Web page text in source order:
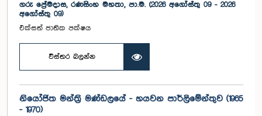
ගරු ප්‍රේමදාස, රණසිංහ මහතා, පා.ම. (2026 අගෝස්තු 09 - 2026
අගෝස්තු 09)
එක්සත් ජාතික පක්ෂය
විස්තර බලන්න
නියෝජිත මන්ත්‍රි මණ්ඩලයේ - හයවන පාර්ලිමේන්තුව (1965
- 1970)